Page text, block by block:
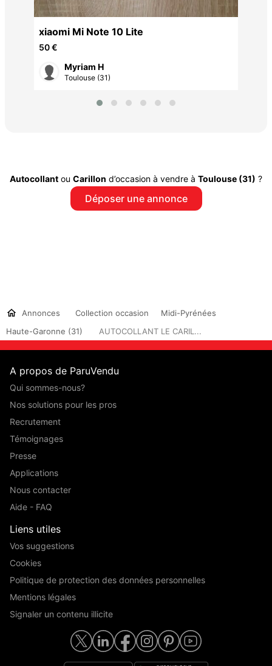
xiaomi Mi Note 10 Lite
50 €
Myriam H
Toulouse (31)
Autocollant ou Carillon d’occasion à vendre à Toulouse (31) ?
Déposer une annonce
Annonces Collection occasion
Midi-Pyrénées
Haute-Garonne (31)
AUTOCOLLANT LE CARIL...
A propos de ParuVendu
Qui sommes-nous?
Nos solutions pour les pros
Recrutement
Témoignages
Presse
Applications
Nous contacter
Aide - FAQ
Liens utiles
Vos suggestions
Cookies
Politique de protection des données personnelles
Mentions légales
Signaler un contenu illicite